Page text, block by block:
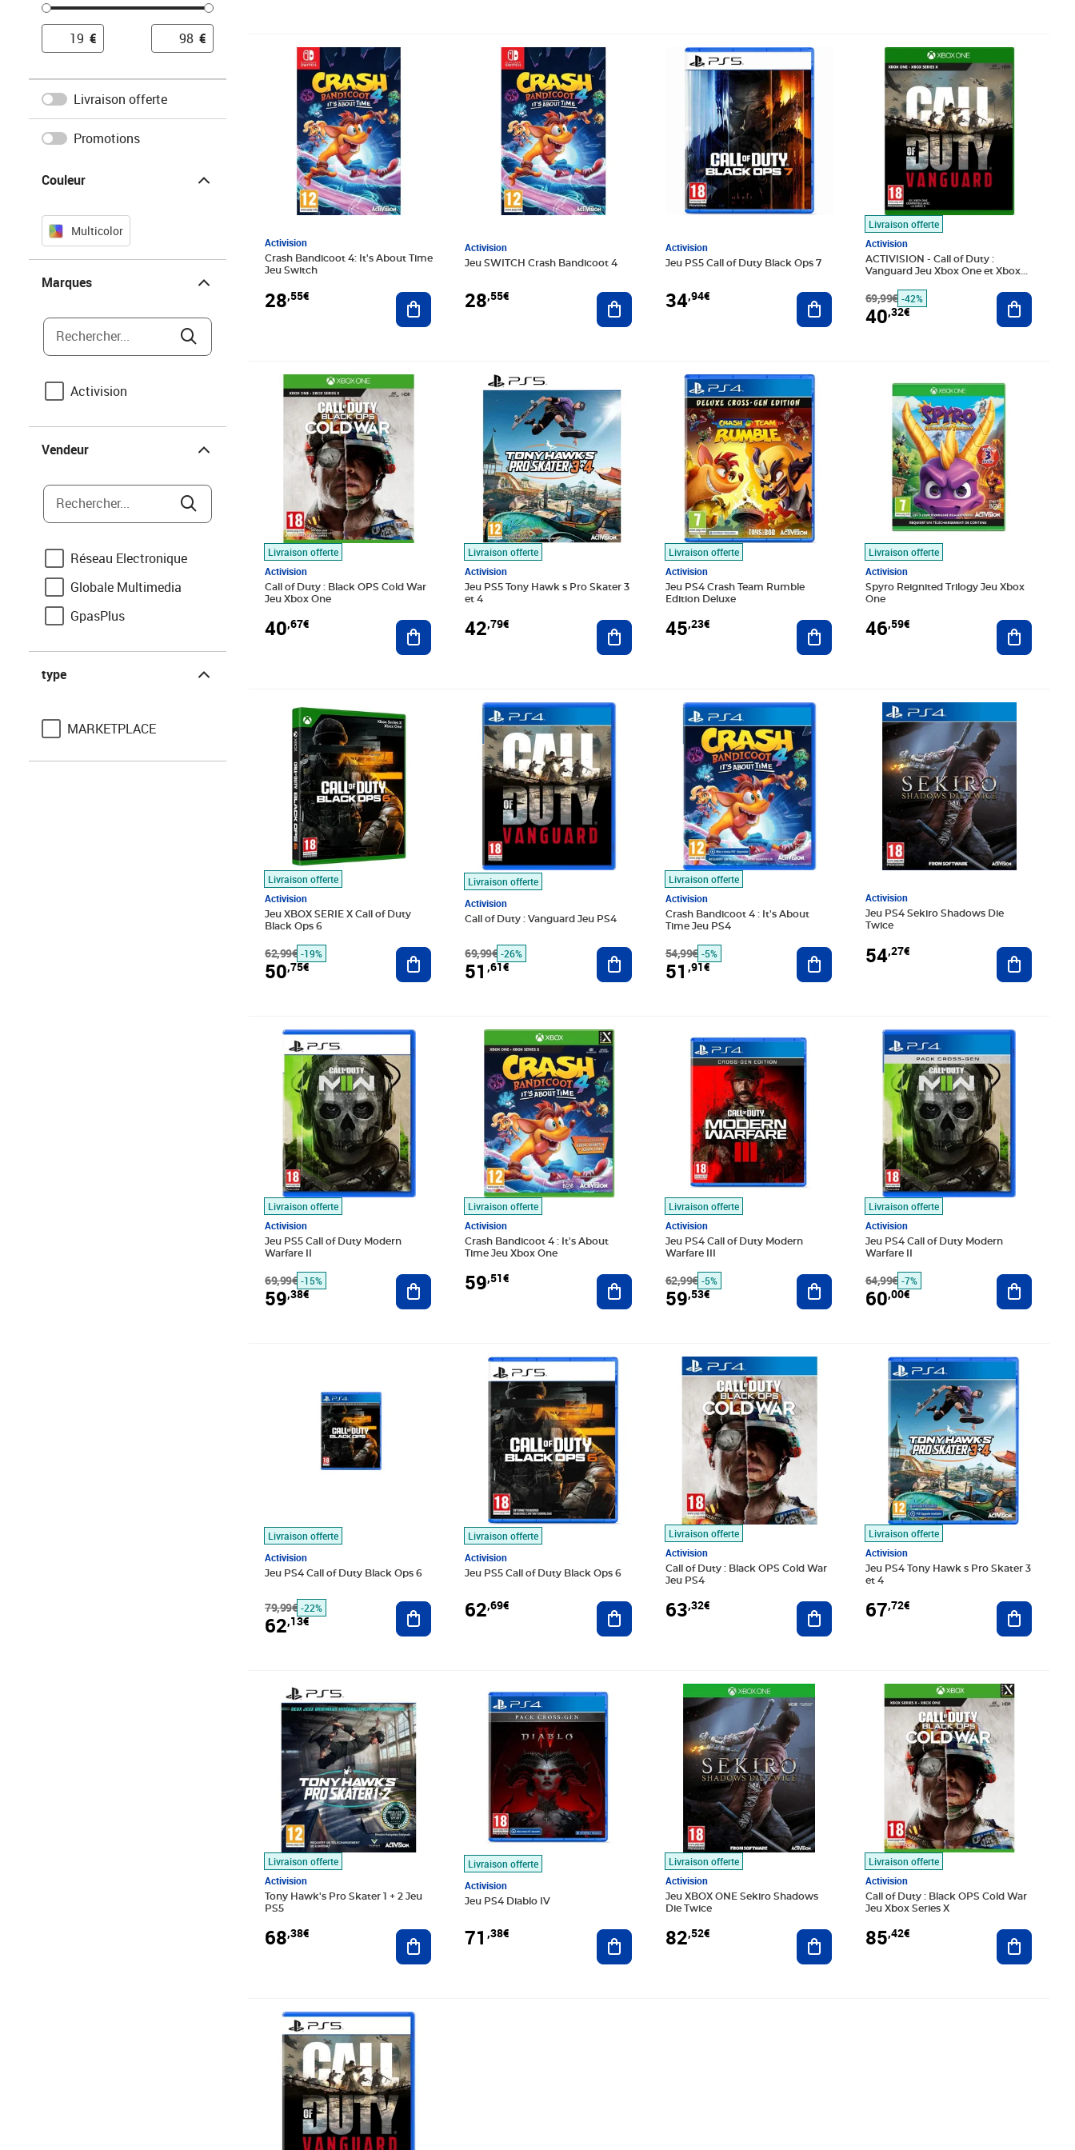
€ €
Livraison offerte
Promotions
Couleur
Multicolor
Marques
Rechercher...
Activision
Vendeur
Rechercher...
Réseau Electronique
Globale Multimedia
GpasPlus
type
MARKETPLACE
Activision
Crash Bandicoot 4: It's About Time
Jeu Switch
28,55€
Prix 28,55€
Ajouter au panier
Activision
Jeu SWITCH Crash Bandicoot 4
28,55€
Prix 28,55€
Ajouter au panier
Activision
Jeu PS5 Call of Duty Black Ops 7
34,94€
Prix 34,94€
Ajouter au panier
Livraison offerte
Activision
ACTIVISION - Call of Duty :
Vanguard Jeu Xbox One et Xbox
69,99€
Prix barré 69,99€
-42%
40,32€
Prix 40,32€
Ajouter
Livraison offerte
Activision
Call of Duty : Black OPS Cold War
Jeu Xbox One
40,67€
Prix 40,67€
Ajouter au panier
Livraison offerte
Activision
Jeu PS5 Tony Hawk s Pro Skater 3
et 4
42,79€
Prix 42,79€
Ajouter au panier
Livraison offerte
Activision
Jeu PS4 Crash Team Rumble
Edition Deluxe
45,23€
Prix 45,23€
Ajouter au panier
Livraison offerte
Activision
Spyro Reignited Trilogy Jeu Xbox
One
46,59€
Prix 46,59€
Ajouter
Livraison offerte
Activision
Jeu XBOX SERIE X Call of Duty
Black Ops 6
62,99€
Prix barré 62,99€
-19%
50,75€
Prix 50,75€
Ajouter au panier
Livraison offerte
Activision
Call of Duty : Vanguard Jeu PS4
69,99€
Prix barré 69,99€
-26%
51,61€
Prix 51,61€
Ajouter au panier
Livraison offerte
Activision
Crash Bandicoot 4 : It's About
Time Jeu PS4
54,99€
Prix barré 54,99€
-5%
51 ,91€
Prix 51,91€
Ajouter au panier
Activision
Jeu PS4 Sekiro Shadows Die
Twice
54,27€
Prix 54,27€
Ajouter
Livraison offerte
Activision
Jeu PS5 Call of Duty Modern
Warfare II
69,99€
Prix barré 69,99€
-15%
59,38€
Prix 59,38€
Ajouter au panier
Livraison offerte
Activision
Crash Bandicoot 4 : It's About
Time Jeu Xbox One
59,51€ Ajouter au panier
Livraison offerte
Activision
Jeu PS4 Call of Duty Modern
Warfare III
62,99€
Prix barré 62,99€
-5%
59,53€
Prix 59,53€
Ajouter au panier
Livraison offerte
Activision
Jeu PS4 Call of Duty Modern
Warfare II
64,99€
Prix barré 64,99€
-7%
60,00€
Prix 60,00€
Ajouter
Livraison offerte
Activision
Jeu PS4 Call of Duty Black Ops 6
79,99€ -22%
62,13€
Ajouter au panier
Livraison offerte
Activision
Jeu PS5 Call of Duty Black Ops 6
62,69€
Prix 62,69€
Ajouter au panier
Livraison offerte
Activision
Call of Duty : Black OPS Cold War
Jeu PS4
63,32€
Prix 63,32€
Ajouter au panier
Livraison offerte
Activision
Jeu PS4 Tony Hawk s Pro Skater 3
et 4
67,72€
Prix 67,72€
Ajouter
Livraison offerte
Activision
Tony Hawk's Pro Skater 1 + 2 Jeu
PS5
68,38€
Prix 68,38€
Ajouter au panier
Livraison offerte
Activision
Jeu PS4 Diablo IV
71,38€
Prix 71,38€
Ajouter au panier
Livraison offerte
Activision
Jeu XBOX ONE Sekiro Shadows
Die Twice
82,52€
Prix 82,52€
Ajouter au panier
Livraison offerte
Activision
Call of Duty : Black OPS Cold War
Jeu Xbox Series X
85,42€ Ajouter
Prix 97,04€